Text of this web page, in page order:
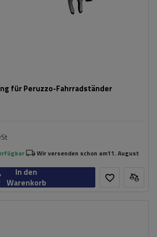
für Peruzzo-Fahrradständer
Wir versenden schon am11. August
In den
Warenkorb